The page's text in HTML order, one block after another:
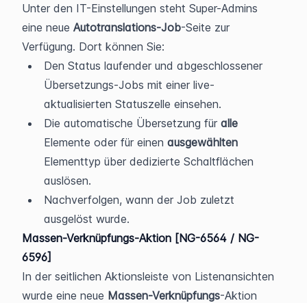
Unter den IT-Einstellungen steht Super-Admins
eine neue Autotranslations-Job-Seite zur
Verfügung. Dort können Sie:
Den Status laufender und abgeschlossener
Übersetzungs-Jobs mit einer live-
aktualisierten Statuszelle einsehen.
Die automatische Übersetzung für alle
Elemente oder für einen ausgewählten
Elementtyp über dedizierte Schaltflächen
auslösen.
Nachverfolgen, wann der Job zuletzt
ausgelöst wurde.
Massen-Verknüpfungs-Aktion [NG-6564 / NG-
6596]
In der seitlichen Aktionsleiste von Listenansichten
wurde eine neue Massen-Verknüpfungs-Aktion